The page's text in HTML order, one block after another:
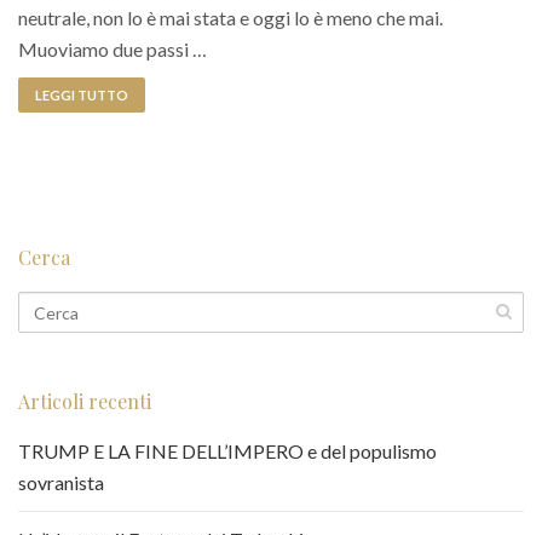
neutrale, non lo è mai stata e oggi lo è meno che mai.
Muoviamo due passi …
LEGGI TUTTO
Cerca
Articoli recenti
TRUMP E LA FINE DELL’IMPERO e del populismo
sovranista